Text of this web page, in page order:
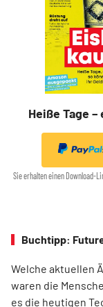
Heiße Tage
Sie erhalten einen Download-
Buchtipp:
Welche aktuellen
waren die
es die heutigen